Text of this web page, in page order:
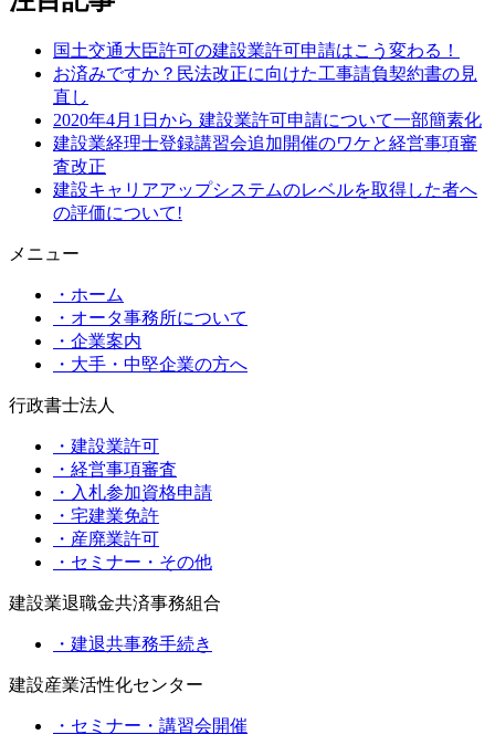
国土交通大臣許可の建設業許可申請はこう変わる！
お済みですか？民法改正に向けた工事請負契約書の見
直し
2020年4月1日から 建設業許可申請について一部簡素化
建設業経理士登録講習会追加開催のワケと経営事項審
査改正
建設キャリアアップシステムのレベルを取得した者へ
の評価について!
メニュー
・ホーム
・オータ事務所について
・企業案内
・大手・中堅企業の方へ
行政書士法人
・建設業許可
・経営事項審査
・入札参加資格申請
・宅建業免許
・産廃業許可
・セミナー・その他
建設業退職金共済事務組合
・建退共事務手続き
建設産業活性化センター
・セミナー・講習会開催